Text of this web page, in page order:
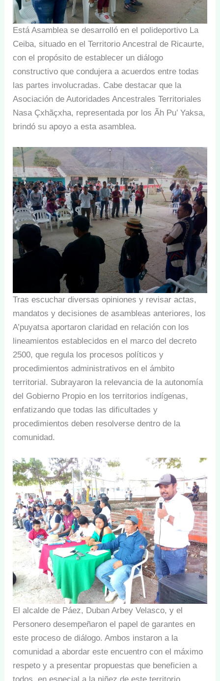
Está Asamblea se desarrolló en el polideportivo La
Ceiba, situado en el Territorio Ancestral de Ricaurte,
con el propósito de establecer un diálogo
constructivo que condujera a acuerdos entre todas
las partes involucradas. Cabe destacar que la
Asociación de Autoridades Ancestrales Territoriales
Nasa Çxhãçxha, representada por los Ãh Pu’ Yaksa,
brindó su apoyo a esta asamblea.
Tras escuchar diversas opiniones y revisar actas,
mandatos y decisiones de asambleas anteriores, los
A’puyatsa aportaron claridad en relación con los
lineamientos establecidos en el marco del decreto
2500, que regula los procesos políticos y
procedimientos administrativos en el ámbito
territorial. Subrayaron la relevancia de la autonomía
del Gobierno Propio en los territorios indígenas,
enfatizando que todas las dificultades y
procedimientos deben resolverse dentro de la
comunidad.
El alcalde de Páez, Duban Arbey Velasco, y el
Personero desempeñaron el papel de garantes en
este proceso de diálogo. Ambos instaron a la
comunidad a abordar este encuentro con el máximo
respeto y a presentar propuestas que beneficien a
todos, en especial a la niñez de este territorio.